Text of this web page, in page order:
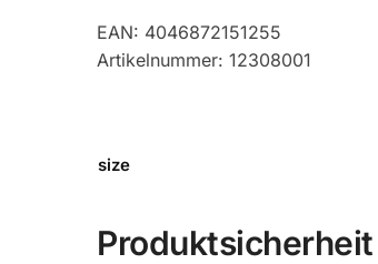
EAN: 4046872151255
Artikelnummer: 12308001
size
Produktsicherheit